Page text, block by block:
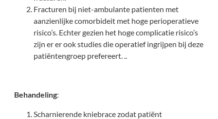
Fracturen bij niet-ambulante patienten met
aanzienlijke comorbideit met hoge perioperatieve
risico’s. Echter gezien het hoge complicatie risico’s
zijn er er ook studies die operatief ingrijpen bij deze
patiëntengroep prefereert. ..
Behandeling:
Scharnierende kniebrace zodat patiënt